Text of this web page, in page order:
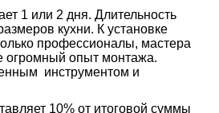
1 или 2 дня. Длительность
кухни. К установке
профессионалы, мастера
огромный опыт монтажа.
инструментом и
10% от итоговой суммы